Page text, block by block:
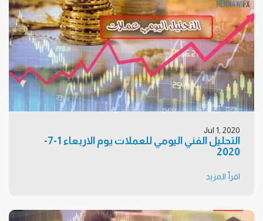
Jul 1, 2020
التحليل الفني اليومي للعملات يوم الاربعاء 1-7-
2020
اقرأ المزيد